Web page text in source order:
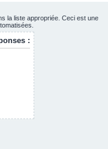
la liste appropriée. Ceci est une
: